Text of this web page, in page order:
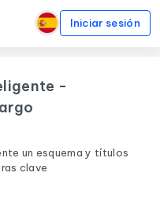
Iniciar sesión
-
un esquema y títulos
clave